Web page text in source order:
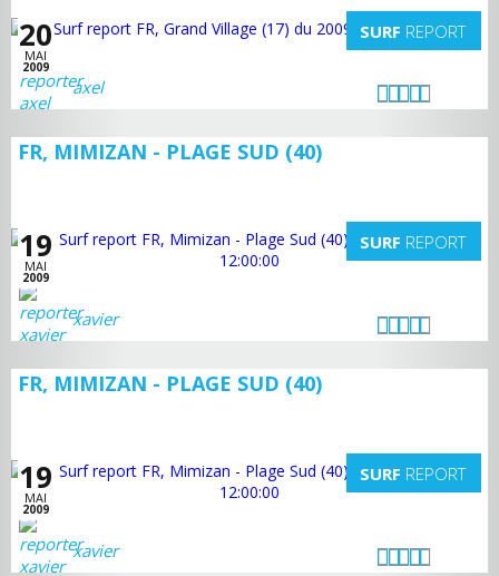
20
MAI
2009
SURF REPORT
axel
FR, MIMIZAN - PLAGE SUD (40)
19
MAI
2009
SURF REPORT
xavier
FR, MIMIZAN - PLAGE SUD (40)
19
MAI
2009
SURF REPORT
xavier